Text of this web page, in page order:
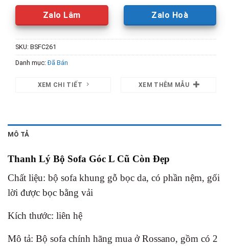
Zalo Lâm Zalo Hoà
SKU: BSFC261
Danh mục:Đã Bán
XEM CHI TIẾT XEM THÊM MẪU
MÔ TẢ
Thanh Lý Bộ Sofa Góc L Cũ Còn Đẹp
Chất liệu: bộ sofa khung gỗ bọc da, có phần nệm, gối
lời được bọc bằng vải
Kích thước: liên hệ
Mô tả: Bộ sofa chính hãng mua ở Rossano, gồm có 2